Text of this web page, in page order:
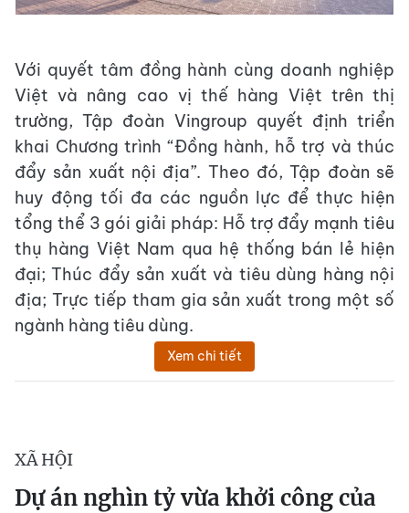
Với quyết tâm đồng hành cùng doanh nghiệp
Việt và nâng cao vị thế hàng Việt trên thị
trường, Tập đoàn Vingroup quyết định triển
khai Chương trình “Đồng hành, hỗ trợ và thúc
đẩy sản xuất nội địa”. Theo đó, Tập đoàn sẽ
huy động tối đa các nguồn lực để thực hiện
tổng thể 3 gói giải pháp: Hỗ trợ đẩy mạnh tiêu
thụ hàng Việt Nam qua hệ thống bán lẻ hiện
đại; Thúc đẩy sản xuất và tiêu dùng hàng nội
địa; Trực tiếp tham gia sản xuất trong một số
ngành hàng tiêu dùng.
Xem chi tiết
XÃ HỘI
Dự án nghìn tỷ vừa khởi công của